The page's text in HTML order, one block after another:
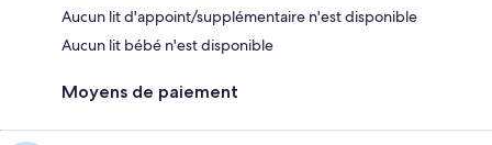
Aucun lit d'appoint/supplémentaire n'est disponible
Aucun lit bébé n'est disponible
Moyens de paiement